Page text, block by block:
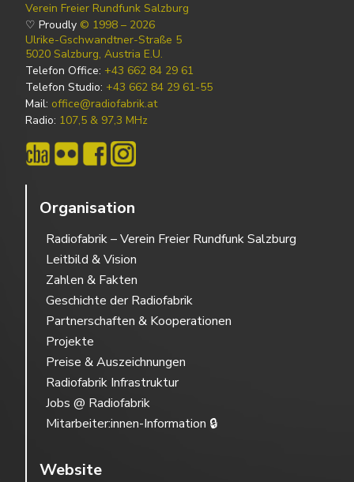
Verein Freier Rundfunk Salzburg
♡ Proudly © 1998 – 2026
Ulrike-Gschwandtner-Straße 5
5020 Salzburg, Austria E.U.
Telefon Office: +43 662 84 29 61
Telefon Studio: +43 662 84 29 61-55
Mail: office@radiofabrik.at
Radio: 107,5 & 97,3 MHz
Organisation
Radiofabrik – Verein Freier Rundfunk Salzburg
Leitbild & Vision
Zahlen & Fakten
Geschichte der Radiofabrik
Partnerschaften & Kooperationen
Projekte
Preise & Auszeichnungen
Radiofabrik Infrastruktur
Jobs @ Radiofabrik
Mitarbeiter:innen-Information 🔒
Website